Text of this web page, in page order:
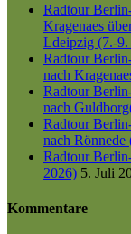
Radtour
Kragenaes
Ldeipzig (7.-
Radtour
nach
Radtour
nach
Radtour
nach
Radtour
2026) 5. Juli
Kommentare